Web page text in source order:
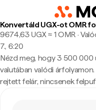
Konvertáld UGX-ot OMR
9674,63 UGX ≈ 1 OMR ·
7., 6:20
Nézd meg, hogy 3 500 000
valutában valódi
rejtett felár, nincsenek